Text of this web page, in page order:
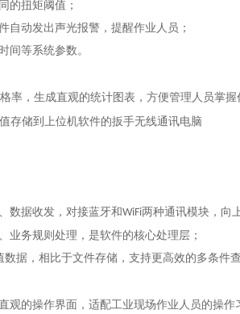
的扭矩阈值；
自动发出声光报警，提醒作业人员；
间等系统参数。
率，生成直观的统计图表，方便管理人员掌握
数据收发，对接蓝牙和WiFi两种通讯模块，向
业务规则处理，是软件的核心处理层；
据，相比于文件存储，支持更高效的多条件
的操作界面，适配工业现场作业人员的操作